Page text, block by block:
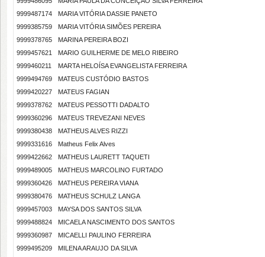
9999487174
MARIA VITÓRIA DASSIE PANETO
9999385759
MARIA VITÓRIA SIMÕES PEREIRA
9999378765
MARINA PEREIRA BOZI
9999457621
MARIO GUILHERME DE MELO RIBEIRO
9999460211
MARTA HELOÍSA EVANGELISTA FERREIRA
9999494769
MATEUS CUSTÓDIO BASTOS
9999420227
MATEUS FAGIAN
9999378762
MATEUS PESSOTTI DADALTO
9999360296
MATEUS TREVEZANI NEVES
9999380438
MATHEUS ALVES RIZZI
9999331616
Matheus Felix Alves
9999422662
MATHEUS LAURETT TAQUETI
9999489005
MATHEUS MARCOLINO FURTADO
9999360426
MATHEUS PEREIRA VIANA
9999380476
MATHEUS SCHULZ LANGA
9999457003
MAYSA DOS SANTOS SILVA
9999488824
MICAELA NASCIMENTO DOS SANTOS
9999360987
MICAELLI PAULINO FERREIRA
9999495209
MILENA ARAUJO DA SILVA